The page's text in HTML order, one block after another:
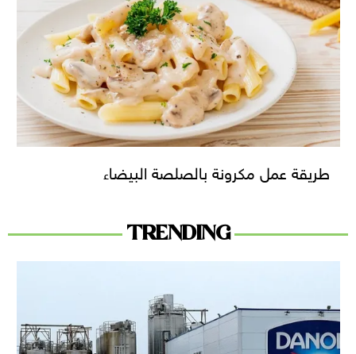
طريقة عمل مكرونة بالصلصة البيضاء
TRENDING